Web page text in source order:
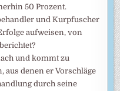
50 Prozent.
und Kurpfuscher
aufweisen, von
und kommt zu
denen er Vorschläge
durch seine